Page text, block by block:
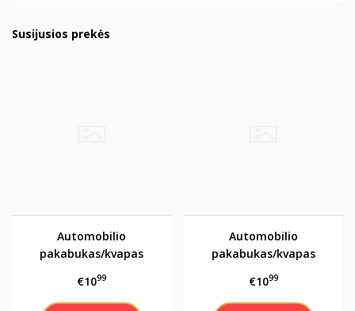
Susijusios prekės
Automobilio
pakabukas/kvapas
rytoj ir amžinai"
€1099
Automobilio
pakabukas/kvapas
rytoj ir amžinai"
€1099